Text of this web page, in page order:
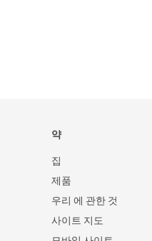
약
집
제품
우리 에 관한 것
사이트 지도